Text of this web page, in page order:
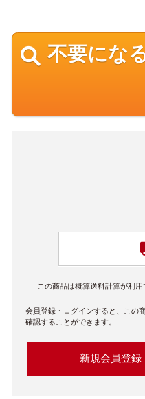
不要にな
この商品は概算送料計算が利
会員登録・ログインすると、この
確認することができます。
新規会員登録